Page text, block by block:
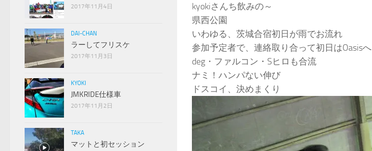
kyokiさんち飲みの～
県西公園
いわゆる、茨城合宿初日が雨でお流れ
参加予定者で、連絡取り合って初日はOasisへ
deg・ファルコン・Sヒロも合流
ナミ！ハンパない伸び
ドスコイ、決めまくり
2017年11月4日
DAI-CHAN
ラーしてフリスケ
2017年11月3日
KYOKI
JMKRIDE仕様車
2017年11月2日
TAKA
マットと初セッション